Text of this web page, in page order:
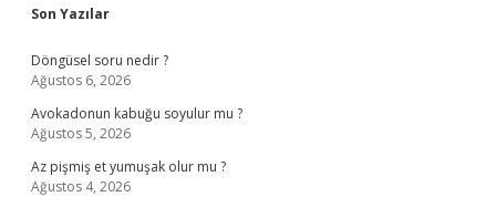
Sidebar
Son Yazılar
Döngüsel soru nedir ?
Ağustos 6, 2026
Avokadonun kabuğu soyulur mu ?
Ağustos 5, 2026
Az pişmiş et yumuşak olur mu ?
Ağustos 4, 2026